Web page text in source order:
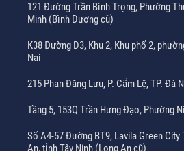
121 Đường Trần Bình Trọng, Phường
Minh (Bình Dương cũ)
K38 Đường D3, Khu 2, Khu phố 2,
Nai
215 Phan Đăng Lưu, P. Cẩm Lệ, TP. Đà
Tầng 5, 153Q Trần Hưng Đạo, Phường
Số A4-57 Đường BT9, Lavila Green City
An, tỉnh Tây Ninh (Long An cũ)